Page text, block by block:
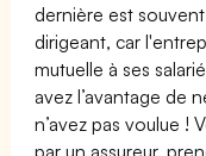
dernière est
dirigeant, car
mutuelle à ses
avez l’avantage de
n’avez pas voulue !
par un assureur,